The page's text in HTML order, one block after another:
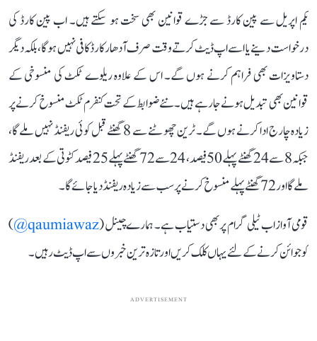
یکم اپریل سے پین کارڈ سے جڑے قوانین بھی سخت ہو سکتے ہیں۔ اب پین کارڈ کی
درخواست دینے یا اسے اپ ڈیٹ کرتے وقت صرف آدھار کارڈ کافی نہیں ہوگا، بلکہ دیگر
دستاویزات بھی فراہم کرنے ہوں گے۔ اس کے علاوہ ریلوے ٹکٹ کی منسوخی کے
قوانین بھی تبدیل ہونے جا رہے ہیں۔ نئے ضوابط کے تحت کنفرم ٹکٹ منسوخ کرنے پر
زیادہ چارج ادا کرنے ہوں گے۔ ٹرین چھوٹنے سے 8 گھنٹے قبل کوئی ریفنڈ نہیں ملے گا،
جبکہ 8 سے 24 گھنٹے پہلے 50 فیصد، 24 سے 72 گھنٹے پہلے 25 فیصد کٹوتی کے بعد ریفنڈ
ملے گا اور 72 گھنٹے پہلے منسوخ کرنے پر سب سے زیادہ ریفنڈ دیا جائے گا۔
قومی آواز اب ٹیلی گرام پر بھی دستیاب ہے۔ ہمارے چینل (qaumiawaz@
)
کو جوائن کرنے کے لئے یہاں کلک کریں اور تازہ ترین خبروں سے اپ ڈیٹ رہیں۔
ADVERTISEMENT